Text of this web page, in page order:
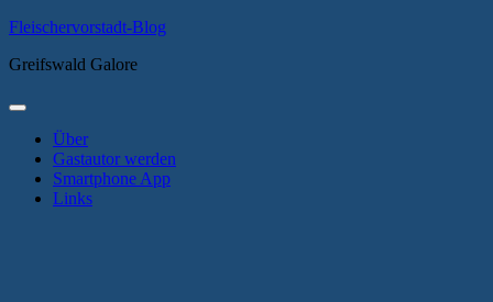
Zum
springen
Fleischervorstadt-Blog
Greifswald Galore
Primäres
Über
Gastautor werden
Smartphone App
Links